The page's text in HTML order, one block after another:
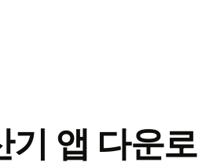
기 앱 다운로